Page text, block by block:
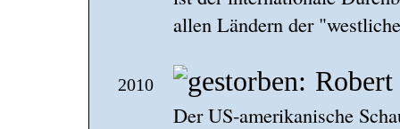
allen Ländern der
2010
Der US-amerikanische